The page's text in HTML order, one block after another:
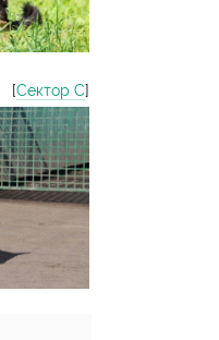
[Сектор С]